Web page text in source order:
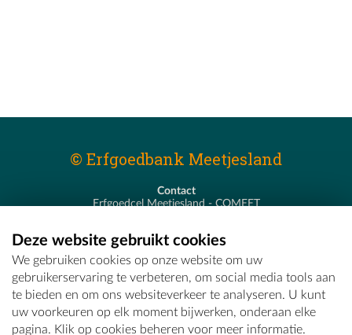
© Erfgoedbank Meetjesland
Contact
Erfgoedcel Meetjesland - COMEET
T - 09 373 75 96
E -erfgoedcel@comeet.be
Deze website gebruikt cookies
We gebruiken cookies op onze website om uw
gebruikerservaring te verbeteren, om social media tools aan
te bieden en om ons websiteverkeer te analyseren. U kunt
uw voorkeuren op elk moment bijwerken, onderaan elke
pagina. Klik op cookies beheren voor meer informatie.